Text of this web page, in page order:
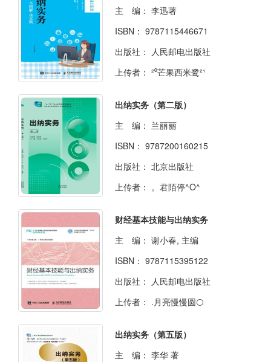
主 编： 李迅著
ISBN： 9787115446671
出版社： 人民邮电出版社
上传者： ²⁰芒果西米鹭²¹
出纳实务（第二版）
主 编： 兰丽丽
ISBN： 9787200160215
出版社： 北京出版社
上传者： 。君陌停^O^
财经基本技能与出纳实务
主 编： 谢小春, 主编
ISBN： 9787115395122
出版社： 人民邮电出版社
上传者： .月亮慢慢圆🌕
出纳实务（第五版）
主 编： 李华 著